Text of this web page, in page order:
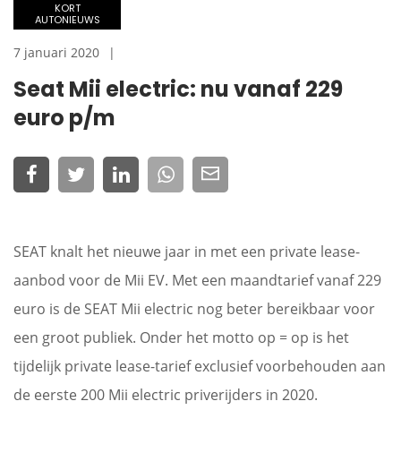
Seat Mii electric: nu vanaf 229
euro p/m
KORT
AUTONIEUWS
7 januari 2020
SEAT knalt het nieuwe jaar in met een private lease-
aanbod voor de Mii EV. Met een maandtarief vanaf 229
euro is de SEAT Mii electric nog beter bereikbaar voor
een groot publiek. Onder het motto op = op is het
tijdelijk private lease-tarief exclusief voorbehouden aan
de eerste 200 Mii electric priverijders in 2020.